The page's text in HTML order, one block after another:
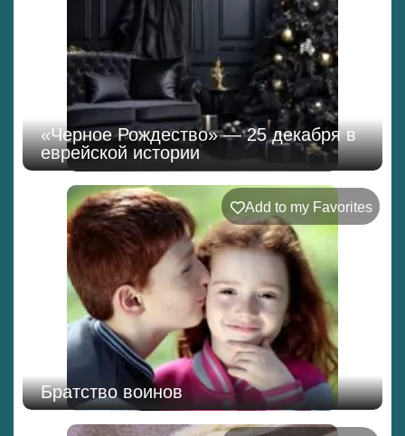
«Черное Рождество» — 25 декабря в
еврейской истории
Add to my Favorites
Братство воинов